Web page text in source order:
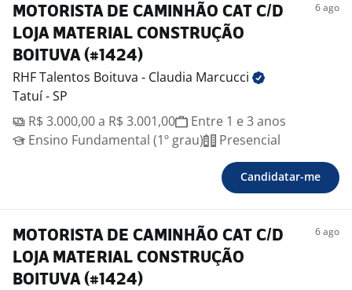
MOTORISTA DE CAMINHÃO CAT C/D
LOJA MATERIAL CONSTRUÇÃO
BOITUVA (#1424)
6 ago
RHF Talentos Boituva - Claudia Marcucci
Tatuí - SP
R$ 3.000,00 a R$ 3.001,00
Entre 1 e 3 anos
Ensino Fundamental (1º grau)
Presencial
Candidatar-me
MOTORISTA DE CAMINHÃO CAT C/D
LOJA MATERIAL CONSTRUÇÃO
BOITUVA (#1424)
6 ago